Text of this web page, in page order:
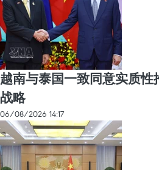
越南与泰国一致同意实质性
战略
06/08/2026 14:17